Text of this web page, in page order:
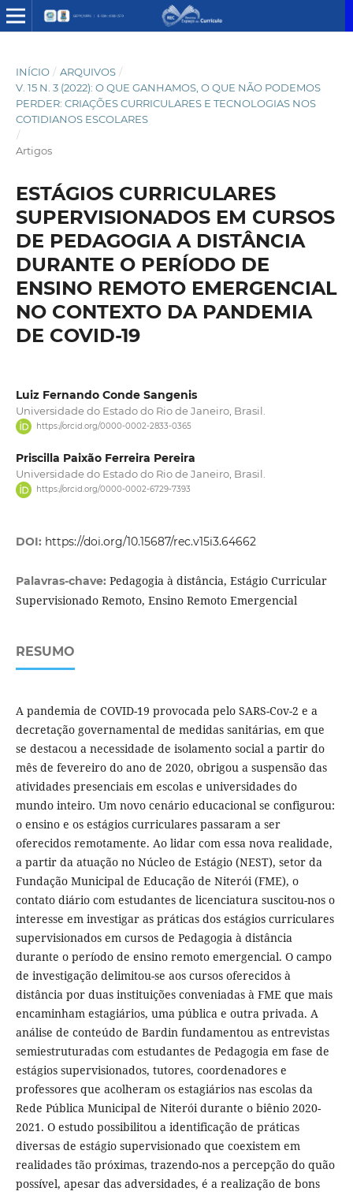
INÍCIO / ARQUIVOS /
V. 15 N. 3 (2022): O QUE GANHAMOS, O QUE NÃO PODEMOS
PERDER: CRIAÇÕES CURRICULARES E TECNOLOGIAS NOS
COTIDIANOS ESCOLARES
/
Artigos
ESTÁGIOS CURRICULARES
SUPERVISIONADOS EM CURSOS
DE PEDAGOGIA A DISTÂNCIA
DURANTE O PERÍODO DE
ENSINO REMOTO EMERGENCIAL
NO CONTEXTO DA PANDEMIA
DE COVID-19
Luiz Fernando Conde Sangenis
Universidade do Estado do Rio de Janeiro, Brasil.
https://orcid.org/0000-0002-2833-0365
Priscilla Paixão Ferreira Pereira
Universidade do Estado do Rio de Janeiro, Brasil.
https://orcid.org/0000-0002-6729-7393
DOI: https://doi.org/10.15687/rec.v15i3.64662
Palavras-chave: Pedagogia à distância, Estágio Curricular
Supervisionado Remoto, Ensino Remoto Emergencial
RESUMO
A pandemia de COVID-19 provocada pelo SARS-Cov-2 e a
decretação governamental de medidas sanitárias, em que
se destacou a necessidade de isolamento social a partir do
mês de fevereiro do ano de 2020, obrigou a suspensão das
atividades presenciais em escolas e universidades do
mundo inteiro. Um novo cenário educacional se configurou:
o ensino e os estágios curriculares passaram a ser
oferecidos remotamente. Ao lidar com essa nova realidade,
a partir da atuação no Núcleo de Estágio (NEST), setor da
Fundação Municipal de Educação de Niterói (FME), o
contato diário com estudantes de licenciatura suscitou-nos o
interesse em investigar as práticas dos estágios curriculares
supervisionados em cursos de Pedagogia à distância
durante o período de ensino remoto emergencial. O campo
de investigação delimitou-se aos cursos oferecidos à
distância por duas instituições conveniadas à FME que mais
encaminham estagiários, uma pública e outra privada. A
análise de conteúdo de Bardin fundamentou as entrevistas
semiestruturadas com estudantes de Pedagogia em fase de
estágios supervisionados, tutores, coordenadores e
professores que acolheram os estagiários nas escolas da
Rede Pública Municipal de Niterói durante o biênio 2020-
2021. O estudo possibilitou a identificação de práticas
diversas de estágio supervisionado que coexistem em
realidades tão próximas, trazendo-nos a percepção do quão
possível, apesar das adversidades, é a realização de bons